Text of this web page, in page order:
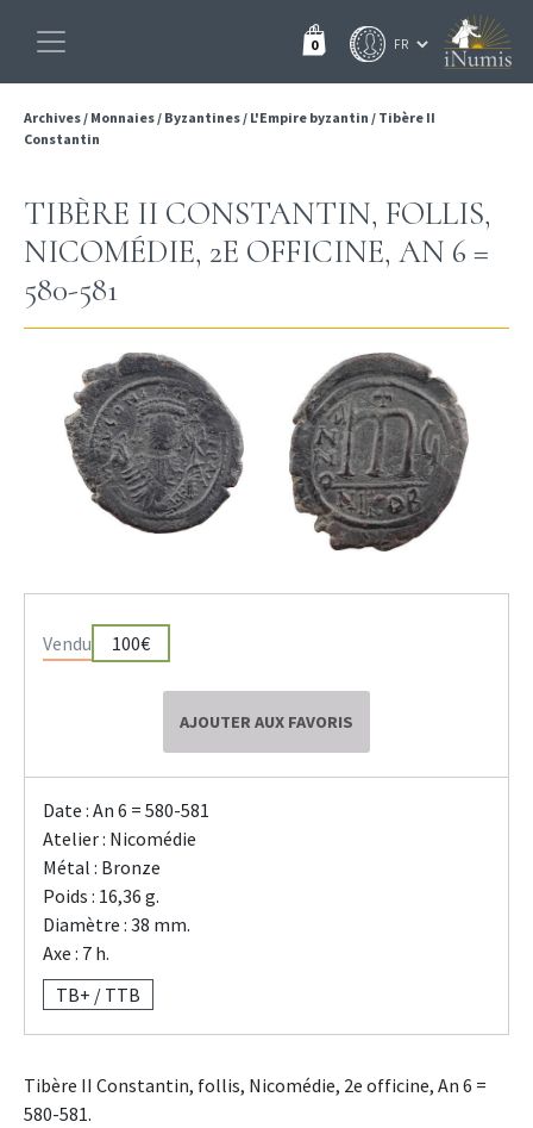
0
Archives/ Monnaies/ Byzantines/ L'Empire byzantin / Tibère II
Constantin
TIBÈRE II CONSTANTIN, FOLLIS,
NICOMÉDIE, 2E OFFICINE, AN 6 =
580-581
Vendu 100€
AJOUTER AUX FAVORIS
Date : An 6 = 580-581
Atelier : Nicomédie
Métal : Bronze
Poids : 16,36 g.
Diamètre : 38 mm.
Axe : 7 h.
TB+ / TTB
Tibère II Constantin, follis, Nicomédie, 2e officine, An 6 =
580-581.